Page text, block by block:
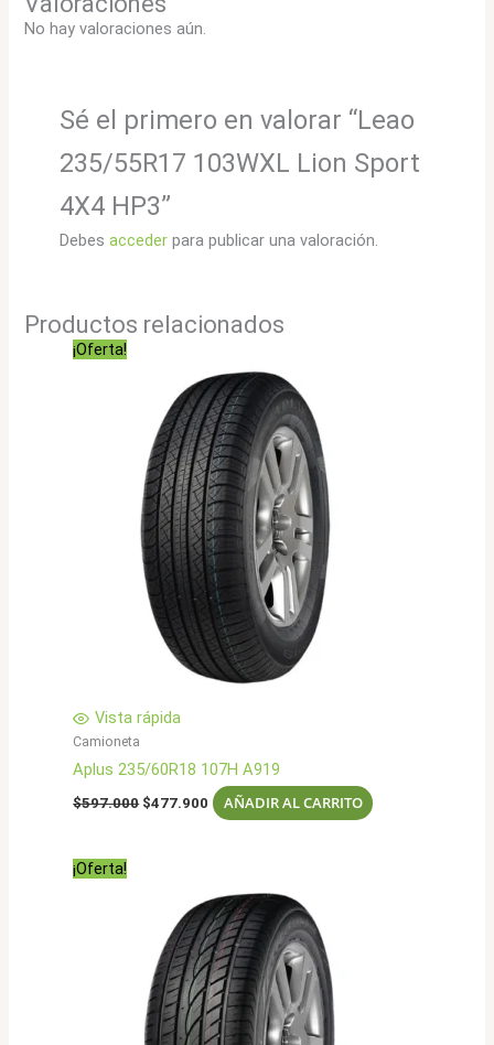
No hay valoraciones aún.
Sé el primero en valorar “Leao
235/55R17 103WXL Lion Sport
4X4 HP3”
Debes accederpara publicar una valoración.
Productos relacionados
¡Oferta!
Vista rápida
Camioneta
Aplus 235/60R18 107H A919
$597.000 El
$477.900 El
precio
AÑADIR AL CARRITO
¡Oferta!